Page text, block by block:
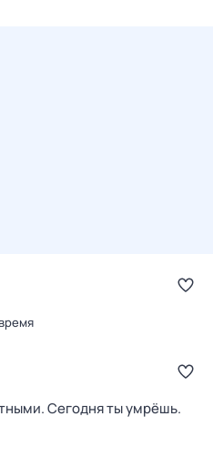
Сегодня ты умрёшь.